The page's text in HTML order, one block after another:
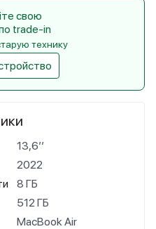
13,6’’
2022
8 ГБ
512 ГБ
MacBook Air
свою
trade-in
технику